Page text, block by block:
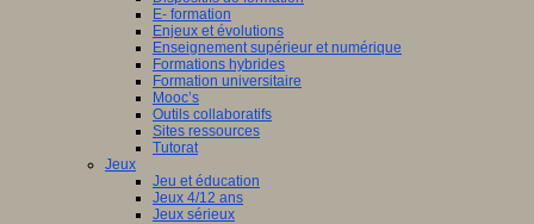
E- formation
Enjeux et évolutions
Enseignement supérieur et numérique
Formations hybrides
Formation universitaire
Mooc’s
Outils collaboratifs
Sites ressources
Tutorat
Jeux
Jeu et éducation
Jeux 4/12 ans
Jeux sérieux